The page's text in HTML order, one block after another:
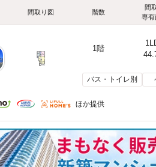
間取り図 階数
間
専有
1階
バス・トイレ別
ほか提供